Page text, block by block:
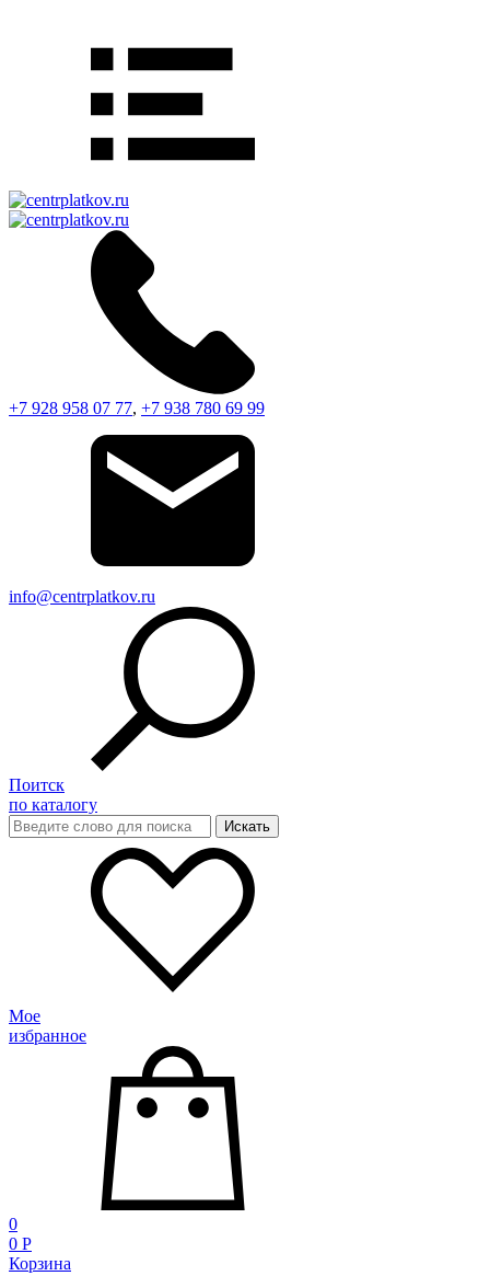
+7 928 958 07 77, +7 938 780 69 99
info@centrplatkov.ru
Поитск
по каталогу
Мое
избранное
0
0 P
Корзина